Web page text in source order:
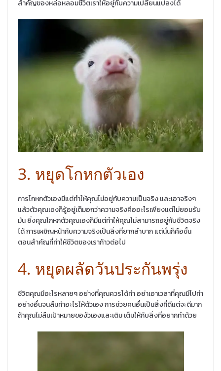
สำคัญของหล่อหลอมชีวิตเราให้อยู่กับความเปลี่ยนแปลงได้
3. หยุดโกหกตัวเอง
การโกหกตัวเองมีแต่ทำให้คุณไม่อยู่กับความเป็นจริง และเอาจริงๆ
แล้วตัวคุณเองก็รู้อยู่เต็มอกว่าความจริงคืออะไรเพียงแต่ไม่ยอมรับ
มัน ยิ่งคุณโกหกตัวคุณเองก็มีแต่ทำให้คุณไม่สามารถอยู่กับชีวิตจริง
ได้ การเผชิญหน้ากับความจริงเป็นสิ่งที่ยากลำบาก แต่นั่นก็คือขั้น
ตอนสำคัญที่ทำให้ชีวิตของเราก้าวต่อไป
4. หยุดผลัดวันประกันพรุ่ง
ชีวิตคุณมีอะไรหลายๆ อย่างที่คุณควรได้ทำ อย่าเอาเวลาที่คุณมีไปทำ
อย่างอื่นจนลืมทำอะไรให้ตัวเอง การช่วยคนอื่นเป็นสิ่งที่ดีแต่จะดีมาก
ถ้าคุณไม่ลืมเป้าหมายของัวเองและเติม เต็มให้กับสิ่งที่อยากทำด้วย